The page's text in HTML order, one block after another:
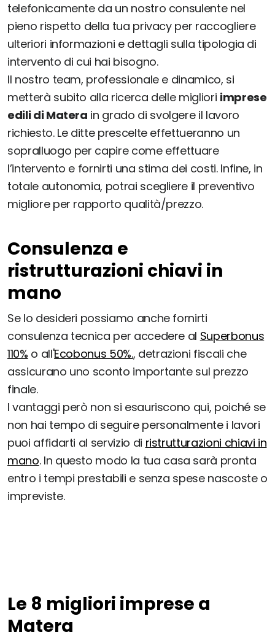
telefonicamente da un nostro consulente nel
pieno rispetto della tua privacy per raccogliere
ulteriori informazioni e dettagli sulla tipologia di
intervento di cui hai bisogno.
Il nostro team, professionale e dinamico, si
metterà subito alla ricerca delle migliori imprese
edili di Matera in grado di svolgere il lavoro
richiesto. Le ditte prescelte effettueranno un
sopralluogo per capire come effettuare
l’intervento e fornirti una stima dei costi. Infine, in
totale autonomia, potrai scegliere il preventivo
migliore per rapporto qualità/prezzo.
Consulenza e
ristrutturazioni chiavi in
mano
Se lo desideri possiamo anche fornirti
consulenza tecnica per accedere al Superbonus
110% o all'Ecobonus 50%., detrazioni fiscali che
assicurano uno sconto importante sul prezzo
finale.
I vantaggi però non si esauriscono qui, poiché se
non hai tempo di seguire personalmente i lavori
puoi affidarti al servizio di ristrutturazioni chiavi in
mano. In questo modo la tua casa sarà pronta
entro i tempi prestabili e senza spese nascoste o
impreviste.
Le 8 migliori imprese a
Matera